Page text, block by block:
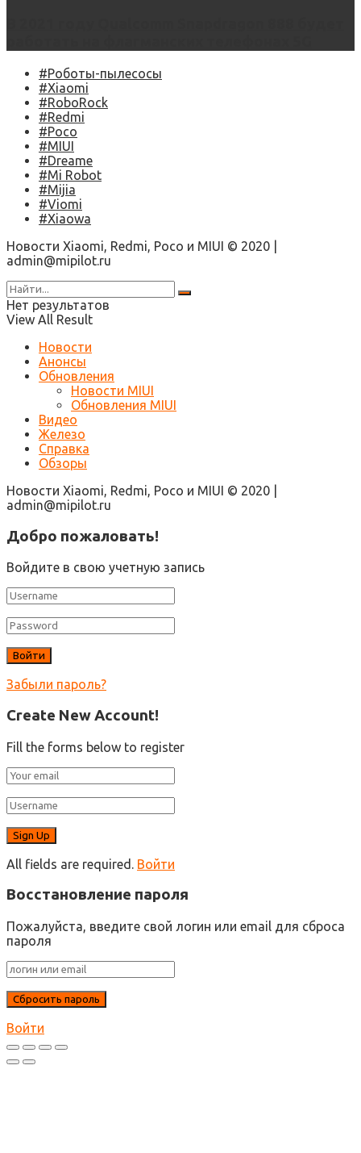
#Роботы-пылесосы
#Xiaomi
#RoboRock
#Redmi
#Poco
#MIUI
#Dreame
#Mi Robot
#Mijia
#Viomi
#Xiaowa
Новости Xiaomi, Redmi, Poco и MIUI © 2020 |
admin@mipilot.ru
Нет результатов
View All Result
Новости
Анонсы
Обновления
Новости MIUI
Обновления MIUI
Видео
Железо
Справка
Обзоры
Новости Xiaomi, Redmi, Poco и MIUI © 2020 |
admin@mipilot.ru
Добро пожаловать!
Войдите в свою учетную запись
Забыли пароль?
Create New Account!
Fill the forms below to register
All fields are required. Войти
Восстановление пароля
Пожалуйста, введите свой логин или email для сброса
пароля
Войти